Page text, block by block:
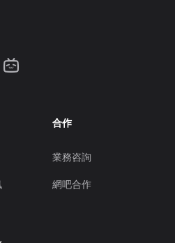
合作
業務咨詢
網吧合作